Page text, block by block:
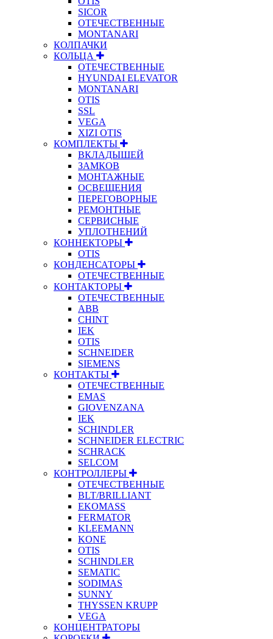
SICOR
ОТЕЧЕСТВЕННЫЕ
MONTANARI
КОЛПАЧКИ
КОЛЬЦА
ОТЕЧЕСТВЕННЫЕ
HYUNDAI ELEVATOR
MONTANARI
OTIS
SSL
VEGA
XIZI OTIS
КОМПЛЕКТЫ
ВКЛАДЫШЕЙ
ЗАМКОВ
МОНТАЖНЫЕ
ОСВЕЩЕНИЯ
ПЕРЕГОВОРНЫЕ
РЕМОНТНЫЕ
СЕРВИСНЫЕ
УПЛОТНЕНИЙ
КОННЕКТОРЫ
OTIS
КОНДЕНСАТОРЫ
ОТЕЧЕСТВЕННЫЕ
КОНТАКТОРЫ
ОТЕЧЕСТВЕННЫЕ
ABB
CHINT
IEK
OTIS
SCHNEIDER
SIEMENS
КОНТАКТЫ
ОТЕЧЕСТВЕННЫЕ
EMAS
GIOVENZANA
IEK
SCHINDLER
SCHNEIDER ELECTRIC
SCHRACK
SELCOM
КОНТРОЛЛЕРЫ
ОТЕЧЕСТВЕННЫЕ
BLT/BRILLIANT
EKOMASS
FERMATOR
KLEEMANN
KONE
OTIS
SCHINDLER
SEMATIC
SODIMAS
SUNNY
THYSSEN KRUPP
VEGA
КОНЦЕНТРАТОРЫ